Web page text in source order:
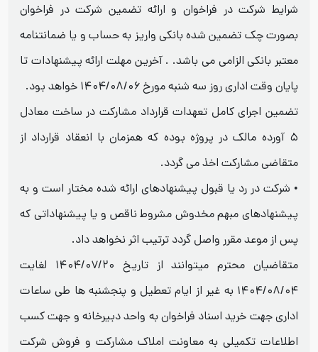
شرایط شرکت در فراخوان و ارائه تضمین شرکت در فراخوان
بصورت چک تضمین شده بانکی واریز به حساب و یا ضمانتنامه
معتبر بانکی الزامی می باشد. . آخرین مهلت ارائه پیشنهادات تا
پایان وقت اداری روز سه شنبه مورخ ۱۴۰۴/۰۸/۰۶ خواهد بود.
تضمین اجرای کامل تعهدات قرارداد مشارکت در ساخت معادل
۵ آورده مالک در پروژه بوده که همزمان با انعقاد قرارداد از
متقاضی مشارکت اخذ می گردد.
• شرکت در رد یا قبول پیشنهادهای ارائه شده مختار است و به
پیشنهادهای مبهم مخدوش مشروط ناقص و یا پیشنهاداتی که
پس از موعد مقرر واصل گردد ترتیب اثر نخواهد داد.
متقاضیان محترم میتوانند از تاریخ ۱۴۰۴/۰۷/۲۰ لغایت
۱۴۰۴/۰۸/۰۴ به غیر از ایام تعطیل و پنجشنبه ها طی ساعات
اداری جهت خرید اسناد فراخوان به واحد دبیرخانه و جهت کسب
اطلاعات تکمیلی به معاونت املاک مشارکت و فروش شرکت